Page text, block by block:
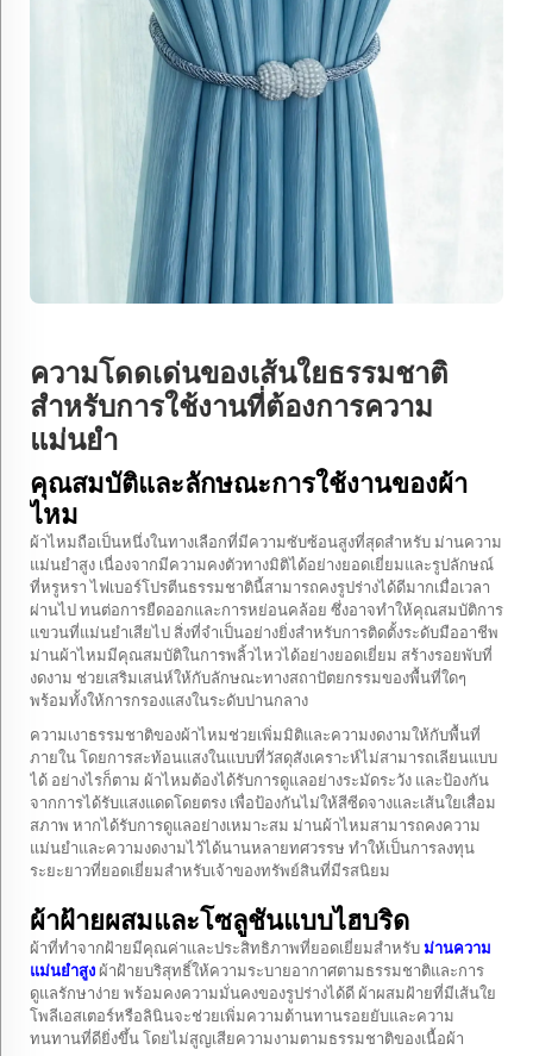
ความโดดเด่นของเส้นใยธรรมชาติ
สำหรับการใช้งานที่ต้องการความ
แม่นยำ
คุณสมบัติและลักษณะการใช้งานของผ้า
ไหม
ผ้าไหมถือเป็นหนึ่งในทางเลือกที่มีความซับซ้อนสูงที่สุดสำหรับม่านความ
แม่นยำสูง เนื่องจากมีความคงตัวทางมิติได้อย่างยอดเยี่ยมและรูปลักษณ์
ที่หรูหรา ไฟเบอร์โปรตีนธรรมชาตินี้สามารถคงรูปร่างได้ดีมากเมื่อเวลา
ผ่านไป ทนต่อการยืดออกและการหย่อนคล้อย ซึ่งอาจทำให้คุณสมบัติการ
แขวนที่แม่นยำเสียไป สิ่งที่จำเป็นอย่างยิ่งสำหรับการติดตั้งระดับมืออาชีพ
ม่านผ้าไหมมีคุณสมบัติในการพลิ้วไหวได้อย่างยอดเยี่ยม สร้างรอยพับที่
งดงาม ช่วยเสริมเสน่ห์ให้กับลักษณะทางสถาปัตยกรรมของพื้นที่ใดๆ
พร้อมทั้งให้การกรองแสงในระดับปานกลาง
ความเงาธรรมชาติของผ้าไหมช่วยเพิ่มมิติและความงดงามให้กับพื้นที่
ภายใน โดยการสะท้อนแสงในแบบที่วัสดุสังเคราะห์ไม่สามารถเลียนแบบ
ได้ อย่างไรก็ตาม ผ้าไหมต้องได้รับการดูแลอย่างระมัดระวัง และป้องกัน
จากการได้รับแสงแดดโดยตรง เพื่อป้องกันไม่ให้สีซีดจางและเส้นใยเสื่อม
สภาพ หากได้รับการดูแลอย่างเหมาะสม ม่านผ้าไหมสามารถคงความ
แม่นยำและความงดงามไว้ได้นานหลายทศวรรษ ทำให้เป็นการลงทุน
ระยะยาวที่ยอดเยี่ยมสำหรับเจ้าของทรัพย์สินที่มีรสนิยม
ผ้าฝ้ายผสมและโซลูชันแบบไฮบริด
ผ้าที่ทำจากฝ้ายมีคุณค่าและประสิทธิภาพที่ยอดเยี่ยมสำหรับม่านความ
แม่นยำสูงผ้าฝ้ายบริสุทธิ์ให้ความระบายอากาศตามธรรมชาติและการ
ดูแลรักษาง่าย พร้อมคงความมั่นคงของรูปร่างได้ดี ผ้าผสมฝ้ายที่มีเส้นใย
โพลีเอสเตอร์หรือลินินจะช่วยเพิ่มความต้านทานรอยยับและความ
ทนทานที่ดียิ่งขึ้น โดยไม่สูญเสียความงามตามธรรมชาติของเนื้อผ้า